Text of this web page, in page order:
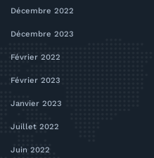
Décembre 2022
Décembre 2023
Février 2022
Février 2023
Janvier 2023
Juillet 2022
Juin 2022